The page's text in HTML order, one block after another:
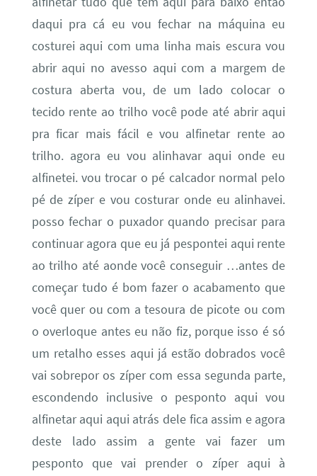
daqui pra cá eu vou fechar na máquina eu
costurei aqui com uma linha mais escura vou
abrir aqui no avesso aqui com a margem de
costura aberta vou, de um lado colocar o
tecido rente ao trilho você pode até abrir aqui
pra ficar mais fácil e vou alfinetar rente ao
trilho. agora eu vou alinhavar aqui onde eu
alfinetei. vou trocar o pé calcador normal pelo
pé de zíper e vou costurar onde eu alinhavei.
posso fechar o puxador quando precisar para
continuar agora que eu já pespontei aqui rente
ao trilho até aonde você conseguir …antes de
começar tudo é bom fazer o acabamento que
você quer ou com a tesoura de picote ou com
o overloque antes eu não fiz, porque isso é só
um retalho esses aqui já estão dobrados você
vai sobrepor os zíper com essa segunda parte,
escondendo inclusive o pesponto aqui vou
alfinetar aqui aqui atrás dele fica assim e agora
deste lado assim a gente vai fazer um
pesponto que vai prender o zíper aqui à